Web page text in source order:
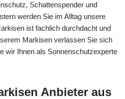
Schattenspender und
werden Sie im Alltag unsere
ist fachlich durchdacht und
Markisen verlassen Sie sich
wir Ihnen als Sonnenschutzexperte
Anbieter aus